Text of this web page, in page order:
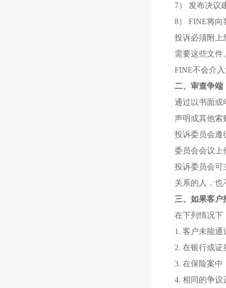
7） 发布决议
8） FINE将
投诉必须附上
需要这些文件
FINE不会介
二、审查争端
通过以书面或
声明或其他索
投诉委员会遵
委员会会议上
投诉委员会可
关系的人，也
三、如果客户
在下列情况下
1. 客户未能
2. 在银行或
3. 在保险案中
4. 相同的争